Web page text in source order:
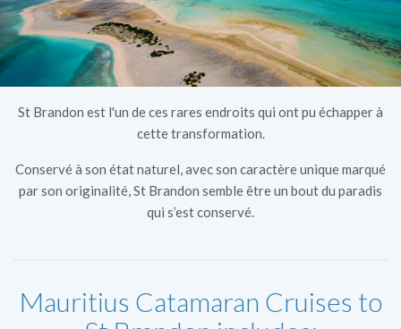
St Brandon est l'un de ces rares endroits qui ont pu échapper à
cette transformation.
Conservé à son état naturel, avec son caractère unique marqué
par son originalité, St Brandon semble être un bout du paradis
qui s’est conservé.
Mauritius Catamaran Cruises to